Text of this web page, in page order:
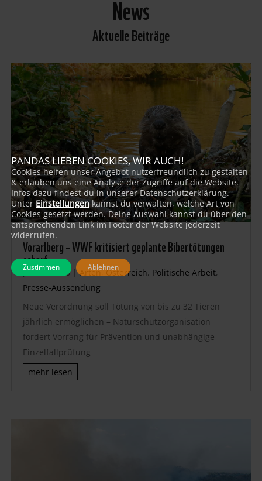
News
Aktuelle Beiträge
Vorarlberg – WWF kritisiert geplante Bibertötungen
scharf
Juli 24, 2026|Arten,Österreich, Politische Arbeit,
Presse-Aussendung
Neue Verordnung soll Tötung von bis zu 32 Tieren
jährlich ermöglichen – Naturschutzorganisation
fordert Vorrang für Prävention und unabhängige
Einzelfallprüfung
mehr lesen
PANDAS LIEBEN COOKIES, WIR AUCH!
Cookies helfen unser Angebot nutzerfreundlich zu gestalten
& erlauben uns eine Analyse der Zugriffe auf die Website.
Infos dazu findest du in unserer Datenschutzerklärung.
Unter Einstellungen kannst du verwalten, welche Art von
Cookies gesetzt werden. Deine Auswahl kannst du über den
entsprechenden Link im Footer der Website jederzeit
widerrufen.
Zustimmen Ablehnen